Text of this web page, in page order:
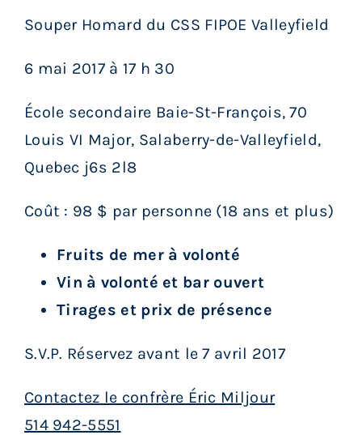
Services aux membres
Réunions
Informations
Boutique
Contactez-nous
Souper Homard du CSS FIPOE Valleyfield
6 mai 2017 à 17 h 30
École secondaire Baie-St-François, 70
Louis VI Major, Salaberry-de-Valleyfield,
Quebec j6s 2l8
Coût : 98 $ par personne (18 ans et plus)
Fruits de mer à volonté
Vin à volonté et bar ouvert
Tirages et prix de présence
S.V.P. Réservez avant le 7 avril 2017
Contactez le confrère Éric Miljour
514 942-5551